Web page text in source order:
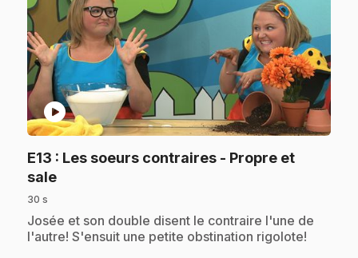
play_circle
E13 : Les soeurs contraires - Propre et
sale.
30 s
.Josée et son double disent le contraire l'une de
l'autre! S'ensuit une petite obstination rigolote!